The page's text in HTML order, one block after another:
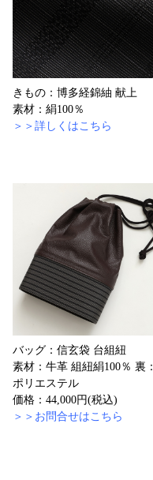
きもの：博多経錦紬 献上
素材：絹100％
＞＞詳しくはこちら
バッグ：信玄袋 台組紐
素材：牛革 組紐絹100％ 裏：
ポリエステル
価格：44,000円(税込)
＞＞お問合せはこちら